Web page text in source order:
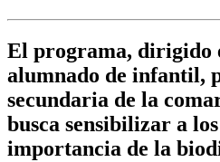
El programa, dirigido
alumnado de infantil,
secundaria de la
busca sensibilizar a
importancia de la